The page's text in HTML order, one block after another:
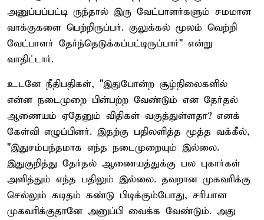
அனுப்பப்பட்டி ருந்தால் இரு வேட்பாளர்களும் சமமான
வாக்குகளை பெற்றிருப்பர். குலுக்கல் மூலம் வெற்றி
வேட்பாளர் தேர்ந்தெடுக்கப்பட்டிருப்பார்" என்று
வாதிட்டார்.
உடனே நீதிபதிகள், "இதுபோன்ற சூழ்நிலைகளில்
என்ன நடைமுறை பின்பற்ற வேண்டும் என தேர்தல்
ஆணையம் ஏதேனும் விதிகள் வகுத்துள்ளதா? எனக்
கேள்வி எழுப்பினர். இதற்கு பதிலளித்த மூத்த வக்கீல்,
"இதுசம்பந்தமாக எந்த நடைமுறையும் இல்லை.
இதுகுறித்து தேர்தல் ஆணையத்துக்கு பல புகார்கள்
அளித்தும் எந்த பதிலும் இல்லை. தவறான முகவரிக்கு
செல்லும் கடிதம் கண்டு பிடிக்கும்போது, சரியான
முகவரிக்குதானே அனுப்பி வைக்க வேண்டும். அது